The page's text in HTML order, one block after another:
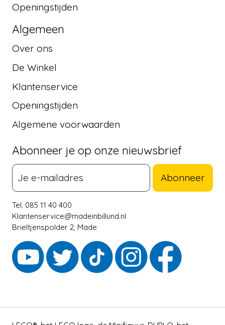
Openingstijden
Algemeen
Over ons
De Winkel
Klantenservice
Openingstijden
Algemene voorwaarden
Abonneer je op onze nieuwsbrief
Abonneer
Tel. 085 11 40 400
Klantenservice@madeinbillund.nl
Brieltjenspolder 2, Made